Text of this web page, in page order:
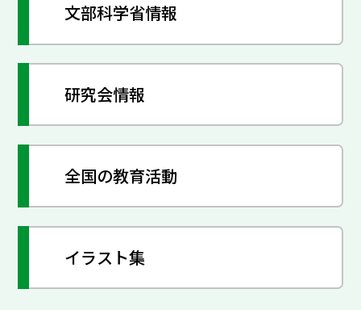
文部科学省情報
研究会情報
全国の教育活動
イラスト集